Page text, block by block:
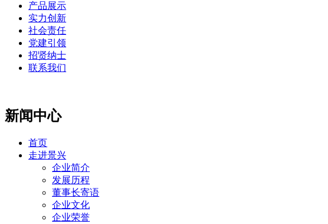
产品展示
实力创新
社会责任
党建引领
招贤纳士
联系我们
新闻中心
首页
走进景兴
企业简介
发展历程
董事长寄语
企业文化
企业荣誉